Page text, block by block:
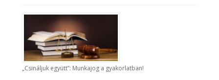
„Csináljuk együtt”: Munkajog a gyakorlatban!